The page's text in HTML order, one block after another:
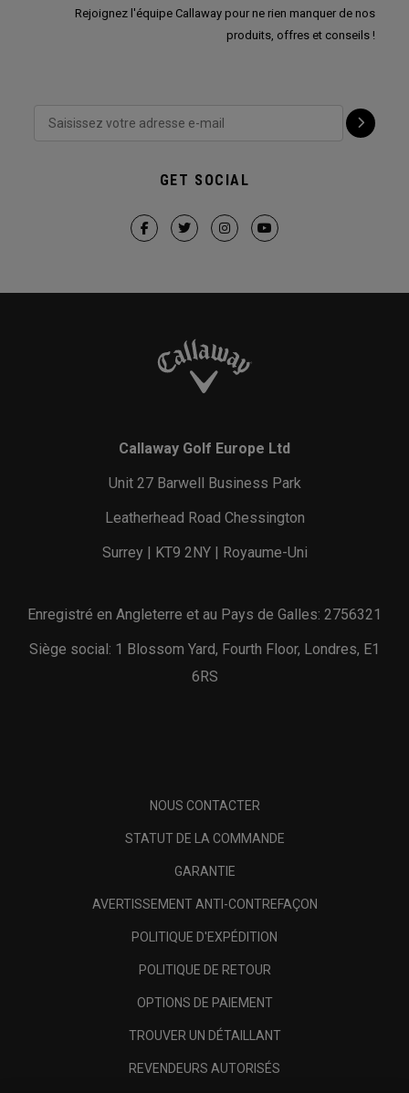
Rejoignez l'équipe Callaway pour ne rien manquer de nos
produits, offres et conseils !
GET SOCIAL
Callaway Golf Europe Ltd
Unit 27 Barwell Business Park
Leatherhead Road Chessington
Surrey | KT9 2NY | Royaume-Uni
Enregistré en Angleterre et au Pays de Galles: 2756321
Siège social: 1 Blossom Yard, Fourth Floor, Londres, E1
6RS
NOUS CONTACTER
STATUT DE LA COMMANDE
GARANTIE
AVERTISSEMENT ANTI-CONTREFAÇON
POLITIQUE D'EXPÉDITION
POLITIQUE DE RETOUR
OPTIONS DE PAIEMENT
TROUVER UN DÉTAILLANT
REVENDEURS AUTORISÉS